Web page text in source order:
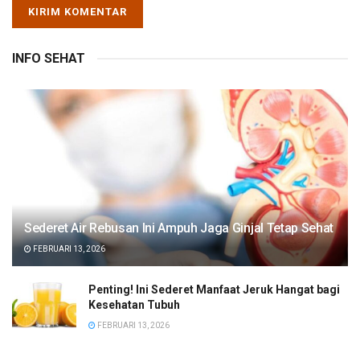
INFO SEHAT
Sederet Air Rebusan Ini Ampuh Jaga Ginjal Tetap Sehat
FEBRUARI 13, 2026
Penting! Ini Sederet Manfaat Jeruk Hangat bagi
Kesehatan Tubuh
FEBRUARI 13, 2026